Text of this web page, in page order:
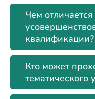
Чем
квалификации?
Кто может
тематического